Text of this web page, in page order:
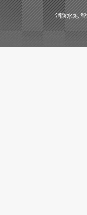
消防水炮